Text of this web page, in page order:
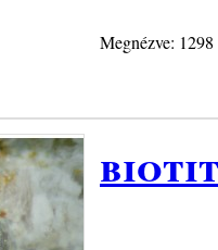
Megnézve: